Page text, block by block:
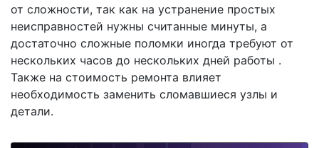
от сложности, так как на устранение простых
неисправностей нужны считанные минуты, а
достаточно сложные поломки иногда требуют от
нескольких часов до нескольких дней работы .
Также на стоимость ремонта влияет
необходимость заменить сломавшиеся узлы и
детали.